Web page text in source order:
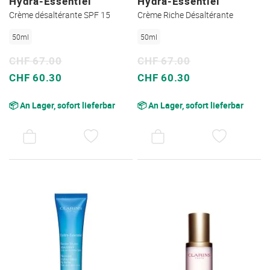
Crème désaltérante SPF 15
50ml
Sonderpreis
CHF 60.30
CHF 67.00
📦 An Lager, sofort lieferbar
Crème Riche Désaltérante
50ml
Sonderpreis
CHF 60.30
CHF 67.00
📦 An Lager, sofort lieferbar